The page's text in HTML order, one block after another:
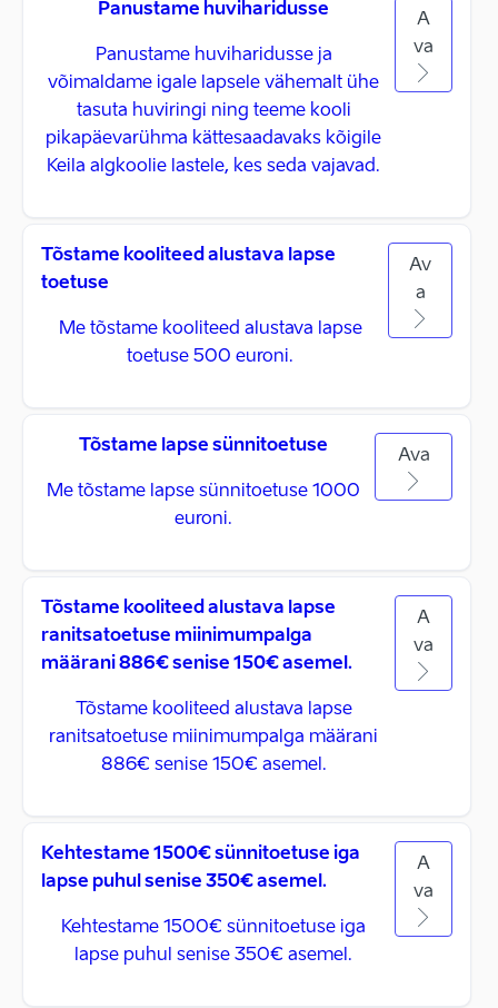
Panustame huviharidusse
Panustame huviharidusse ja
võimaldame igale lapsele vähemalt ühe
tasuta huviringi ning teeme kooli
pikapäevarühma kättesaadavaks kõigile
Keila algkoolie lastele, kes seda vajavad.
A
va
Tõstame kooliteed alustava lapse
toetuse
Me tõstame kooliteed alustava lapse
toetuse 500 euroni.
Av
a
Tõstame lapse sünnitoetuse
Me tõstame lapse sünnitoetuse 1000
euroni.
Ava
Tõstame kooliteed alustava lapse
ranitsatoetuse miinimumpalga
määrani 886€ senise 150€ asemel.
Tõstame kooliteed alustava lapse
ranitsatoetuse miinimumpalga määrani
886€ senise 150€ asemel.
A
va
Kehtestame 1500€ sünnitoetuse iga
lapse puhul senise 350€ asemel.
Kehtestame 1500€ sünnitoetuse iga
lapse puhul senise 350€ asemel.
A
va